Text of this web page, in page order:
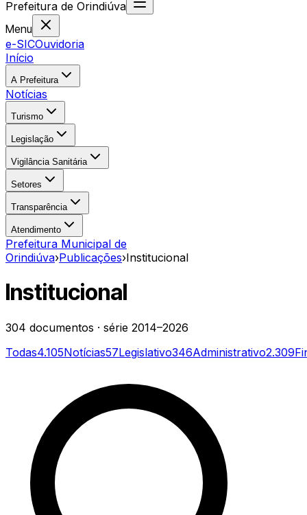
Prefeitura de Orindiúva
Menu
e-SICOuvidoria
Início
A Prefeitura
Notícias
Turismo
Legislação
Vigilância Sanitária
Setores
Transparência
Atendimento
Prefeitura Municipal de
Orindiúva›Publicações›Institucional
Institucional
304 documentos · série 2014–2026
Todas4.105Notícias57Legislativo346Administrativo2.309